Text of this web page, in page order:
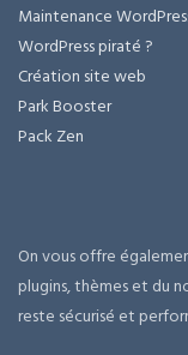
Maintenance
WordPress piraté ?
Création site web
Park Booster
Pack Zen
On vous offre
plugins, thèmes et du
reste sécurisé et